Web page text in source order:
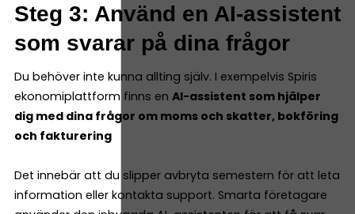
Steg 3: Använd en AI-assistent
som svarar på dina frågor
Du behöver inte kunna allting själv. I exempelvis Spiris
ekonomiplattform finns en AI-assistent som hjälper
dig med dina frågor om moms och skatter, bokföring
och fakturering
Det innebär att du slipper avbryta semestern för att leta
information eller kontakta support. Smarta företagare